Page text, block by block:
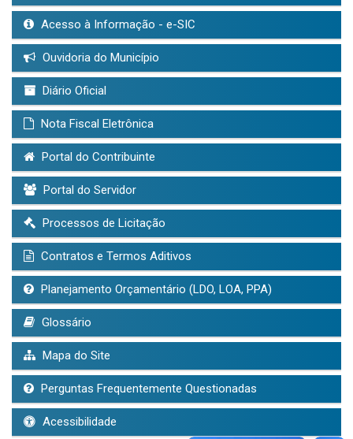
Acesso à Informação - e-SIC
Ouvidoria do Município
Diário Oficial
Nota Fiscal Eletrônica
Portal do Contribuinte
Portal do Servidor
Processos de Licitação
Contratos e Termos Aditivos
Planejamento Orçamentário (LDO, LOA, PPA)
Glossário
Mapa do Site
Perguntas Frequentemente Questionadas
Acessibilidade